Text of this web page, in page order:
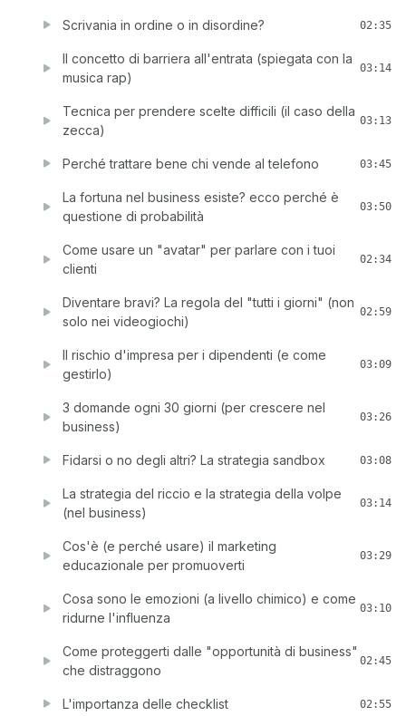
Scrivania in ordine o in disordine? 02:35
Il concetto di barriera all'entrata (spiegata con la
musica rap)
03:14
Tecnica per prendere scelte difficili (il caso della
zecca)
03:13
Perché trattare bene chi vende al telefono 03:45
La fortuna nel business esiste? ecco perché è
questione di probabilità
03:50
Come usare un "avatar" per parlare con i tuoi
clienti
02:34
Diventare bravi? La regola del "tutti i giorni" (non
solo nei videogiochi)
02:59
Il rischio d'impresa per i dipendenti (e come
gestirlo)
03:09
3 domande ogni 30 giorni (per crescere nel
business)
03:26
Fidarsi o no degli altri? La strategia sandbox 03:08
La strategia del riccio e la strategia della volpe
(nel business)
03:14
Cos'è (e perché usare) il marketing
educazionale per promuoverti
03:29
Cosa sono le emozioni (a livello chimico) e come
ridurne l'influenza
03:10
Come proteggerti dalle "opportunità di business"
che distraggono
02:45
L'importanza delle checklist 02:55